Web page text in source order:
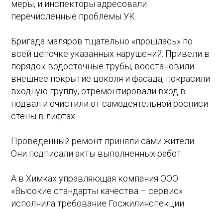
меры, и инспекторы адресовали
перечисленные проблемы УК.
Бригада маляров тщательно «прошлась» по
всей цепочке указанных нарушений. Привели в
порядок водосточные трубы, восстановили
внешнее покрытие цоколя и фасада, покрасили
входную группу, отремонтировали вход в
подвал и очистили от самодеятельной росписи
стены в лифтах.
Проведенный ремонт приняли сами жители.
Они подписали акты выполненных работ.
А в Химках управляющая компания ООО
«Высокие стандарты качества – сервис»
исполнила требование Госжилинспекции